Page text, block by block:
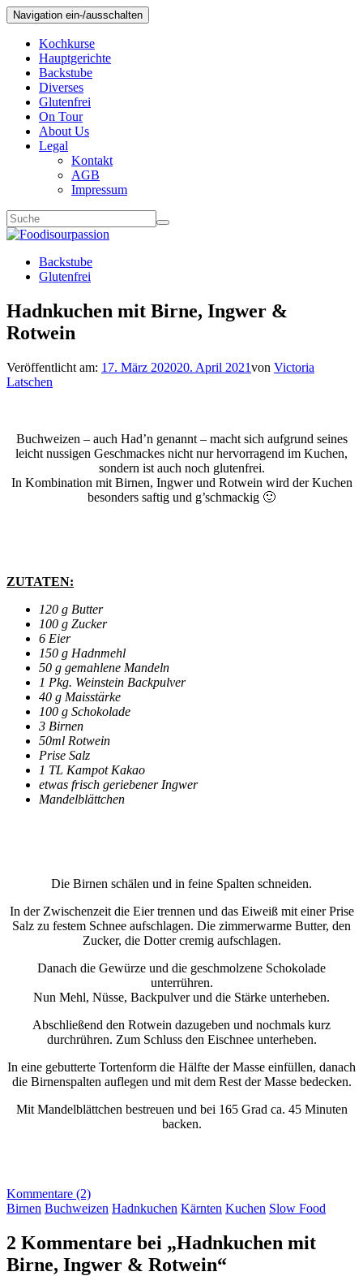
Navigation ein-/ausschalten
Kochkurse
Hauptgerichte
Backstube
Diverses
Glutenfrei
On Tour
About Us
Legal
Kontakt
AGB
Impressum
Backstube
Glutenfrei
Hadnkuchen mit Birne, Ingwer &
Rotwein
Veröffentlicht am: 17. März 202020. April 2021von Victoria
Latschen
Buchweizen – auch Had’n genannt – macht sich aufgrund seines
leicht nussigen Geschmackes nicht nur hervorragend im Kuchen,
sondern ist auch noch glutenfrei.
In Kombination mit Birnen, Ingwer und Rotwein wird der Kuchen
besonders saftig und g’schmackig 🙂
ZUTATEN:
120 g Butter
100 g Zucker
6 Eier
150 g Hadnmehl
50 g gemahlene Mandeln
1 Pkg. Weinstein Backpulver
40 g Maisstärke
100 g Schokolade
3 Birnen
50ml Rotwein
Prise Salz
1 TL Kampot Kakao
etwas frisch geriebener Ingwer
Mandelblättchen
Die Birnen schälen und in feine Spalten schneiden.
In der Zwischenzeit die Eier trennen und das Eiweiß mit einer Prise
Salz zu festem Schnee aufschlagen. Die zimmerwarme Butter, den
Zucker, die Dotter cremig aufschlagen.
Danach die Gewürze und die geschmolzene Schokolade
unterrühren.
Nun Mehl, Nüsse, Backpulver und die Stärke unterheben.
Abschließend den Rotwein dazugeben und nochmals kurz
durchrühren. Zum Schluss den Eischnee unterheben.
In eine gebutterte Tortenform die Hälfte der Masse einfüllen, danach
die Birnenspalten auflegen und mit dem Rest der Masse bedecken.
Mit Mandelblättchen bestreuen und bei 165 Grad ca. 45 Minuten
backen.
Kommentare (2)
Birnen Buchweizen Hadnkuchen Kärnten Kuchen Slow Food
2 Kommentare bei „Hadnkuchen mit
Birne, Ingwer & Rotwein“